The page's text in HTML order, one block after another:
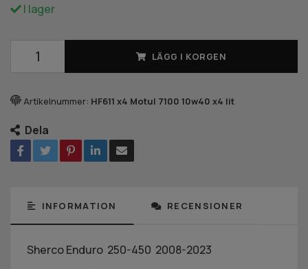
I lager
LÄGG I KORGEN
Artikelnummer: HF611 x4 Motul 7100 10w40 x4 lit
Dela
INFORMATION RECENSIONER
Sherco Enduro 250-450 2008-2023